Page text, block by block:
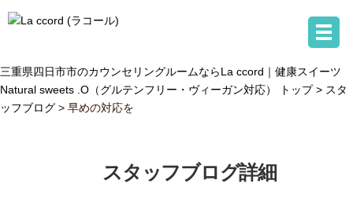
三重県四日市市のカウンセリングルームならLa ccord｜健康スイーツ
Natural sweets .O（グルテンフリー・ヴィーガン対応） トップ > スタ
ッフブログ > 早めの対応を
スタッフブログ詳細